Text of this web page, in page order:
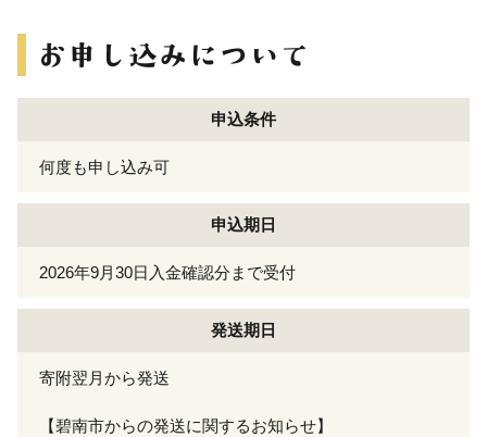
申込条件
何度も申し込み可
申込期日
2026年9月30日入金確認分まで受付
発送期日
寄附翌月から発送
【碧南市からの発送に関するお知らせ】